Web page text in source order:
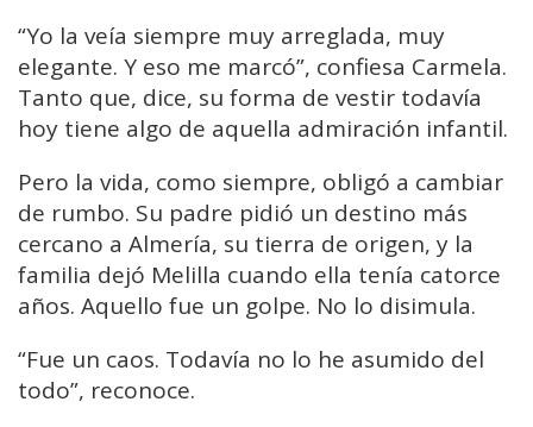
“Yo la veía siempre muy arreglada, muy
elegante. Y eso me marcó”, confiesa Carmela.
Tanto que, dice, su forma de vestir todavía
hoy tiene algo de aquella admiración infantil.
Pero la vida, como siempre, obligó a cambiar
de rumbo. Su padre pidió un destino más
cercano a Almería, su tierra de origen, y la
familia dejó Melilla cuando ella tenía catorce
años. Aquello fue un golpe. No lo disimula.
“Fue un caos. Todavía no lo he asumido del
todo”, reconoce.